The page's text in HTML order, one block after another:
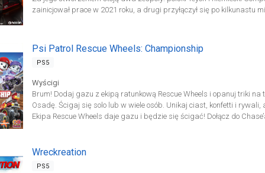
zainicjował prace w 2021 roku, a drugi przyłączył się po kilkunastu
oddać specyfikę jazdy samochodem wyścigowym i uczestnictwa w
zapanowanie nad maszyną wymaga umiejętności, a w zmaganiach
rzeczywistości (nie ma więc mowy np. o bezkarnym spychaniu rywali
Psi Patrol Rescue Wheels: Championship
PS5
Wyścigi
Brum! Dodaj gazu z ekipą ratunkową Rescue Wheels i opanuj triki
Osadę. Ścigaj się solo lub w wiele osób. Unikaj ciast, konfetti i
Ekipa Rescue Wheels daje gazu i będzie się ścigać! Dołącz do
wystrzeliwanie piłeczek tenisowych lub powodowanie poślizgów u
Wreckreation
PS5